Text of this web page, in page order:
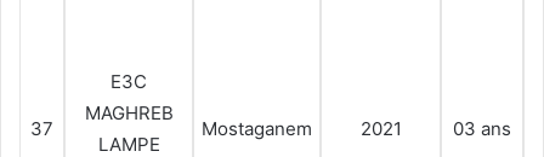
37
E3C
MAGHREB
LAMPE
Mostaganem 2021 03 ans